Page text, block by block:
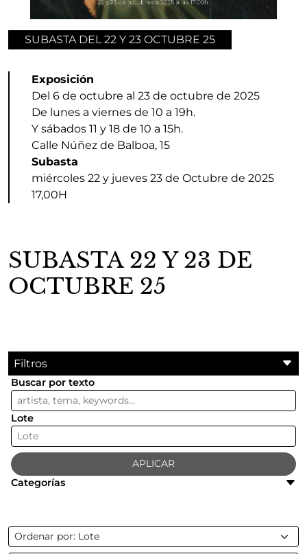
SUBASTA DEL 22 Y 23 OCTUBRE 25
Exposición
Del 6 de octubre al 23 de octubre de 2025
De lunes a viernes de 10 a 19h.
Y sábados 11 y 18 de 10 a 15h.
Calle Núñez de Balboa, 15
Subasta
miércoles 22 y jueves 23 de Octubre de 2025
17,00H
SUBASTA 22 Y 23 DE
OCTUBRE 25
Filtros
Buscar por texto
Lote
APLICAR
Categorías